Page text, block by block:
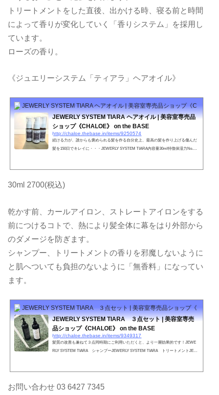
トリートメントをした直後、出かける時、寝る前と時間
によって香りが変化していく「香りシステム」を採用し
ています。
ローズの香り。
《ジュエリーシステム「ティアラ」ヘアオイル》
JEWERLY SYSTEM TIARA ヘアオイル | 美容室専売品ショップ《
JEWERLY SYSTEM TIARA ヘアオイル | 美容室専売品
ショップ《CHALOE》 on the BASE
http://chaloe.thebase.in/items/9250574
続ける力が、誰からも褒められる髪を作る自分史上、最高の髪を作り上げる傷んだ
髪を150日でキレイに・・・JEWERLY SYSTEM TIARA内容量30ml特徴保湿力No.1
極端な高音や低温を避け、乳幼児の手の届かない所に保管してください。●天然成
分配合のため、保存状態により香調の変化、変色、濁り又は固形物...
30ml 2700(税込)
乾かす前、カールアイロン、ストレートアイロンをする
前につけるコトで、熱により髪全体に幕をはり外部から
のダメージを防ぎます。
シャンプー、トリートメントの香りを邪魔しないように
と肌へついても負担のないように「無香料」になってい
ます。
JEWERLY SYSTEM TIARA ３点セット | 美容室専売品ショップ《
JEWERLY SYSTEM TIARA ３点セット | 美容室専売
品ショップ《CHALOE》 on the BASE
http://chaloe.thebase.in/items/9349317
髪質の改善も兼ねて３点同時期にご利用いただくと、より一層効果的です！JEWE
RLY SYSTEM TIARA シャンプーJEWERLY SYSTEM TIARA トリートメントJEW
お問い合わせ 03 6427 7345